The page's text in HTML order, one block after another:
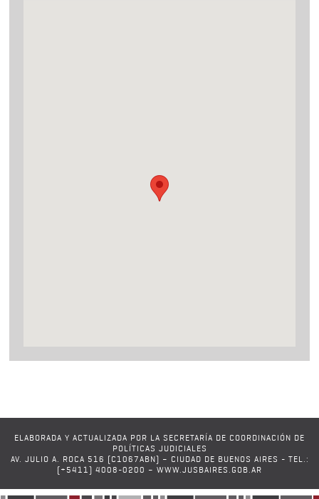
ELABORADA Y ACTUALIZADA POR LA SECRETARÍA DE COORDINACIÓN DE
POLÍTICAS JUDICIALES
AV. JULIO A. ROCA 516 (C1067ABN) – CIUDAD DE BUENOS AIRES - TEL.:
(+5411) 4008-0200 – WWW.JUSBAIRES.GOB.AR